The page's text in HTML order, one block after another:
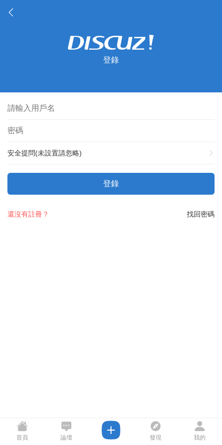
登錄
安全提問(未設置請忽略)
登錄
找回密碼
還沒有註冊？
首頁 論壇 發現 我的